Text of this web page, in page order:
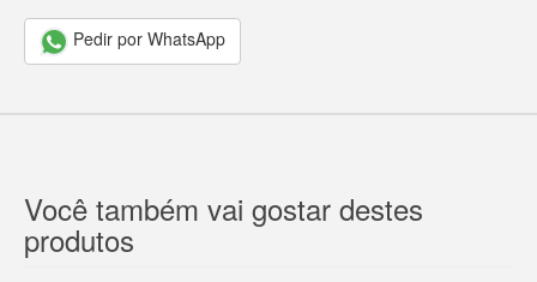
Pedir por WhatsApp
Você também vai gostar destes
produtos